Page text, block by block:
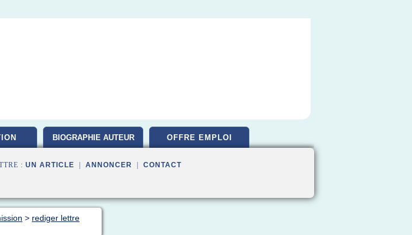
BIOGRAPHIE AUTEUR OFFRE EMPLOI
: UN ARTICLE ANNONCER CONTACT
> rediger lettre